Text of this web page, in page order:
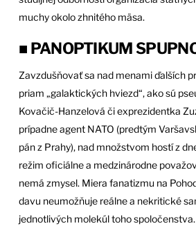
muchy okolo zhnitého mäsa.
■ PANOPTIKUM
Zavzdušňovať sa nad menami ďalších
priam „galaktických hviezd“, ako sú
Kovačič-Hanzelová či exprezidentka
prípadne agent NATO (predtým
pán z Prahy), nad množstvom hostí z
režim oficiálne a medzinárodne
nemá zmysel. Miera fanatizmu na
davu neumožňuje reálne a nekritické
jednotlivých molekúl toho